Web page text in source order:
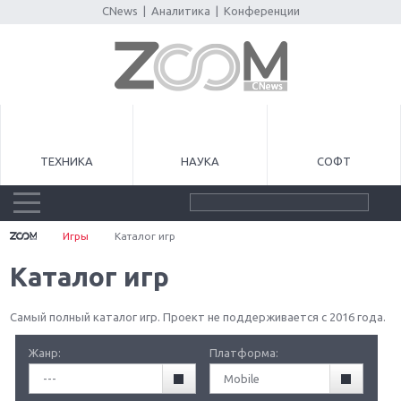
CNews Аналитика Конференции
ТЕХНИКА НАУКА СОФТ
Игры Каталог игр
Каталог игр
Самый полный каталог игр. Проект не поддерживается с 2016 года.
Жанр:
---
Платформа:
Mobile